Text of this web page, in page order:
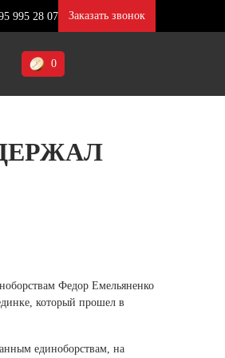
995 28 07 Заказать звонок
0
(1)
(1)
Федор Емельяненко
который прошел в
единоборствам, на